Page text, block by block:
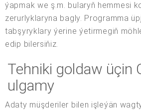
ýapmak we ş.m. bularyň hemmesi
zerurlyklaryna bagly. Programma
tabşyryklary ýerine ýetirmegiň
edip bilersiňiz.
Tehniki goldaw üçin
ulgamy
Adaty müşderiler bilen işleýän